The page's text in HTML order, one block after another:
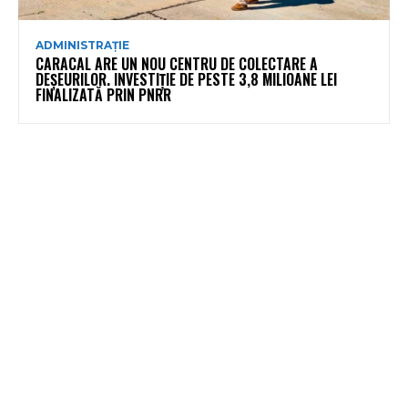
ADMINISTRAȚIE
CARACAL ARE UN NOU CENTRU DE COLECTARE A
DEȘEURILOR. INVESTIȚIE DE PESTE 3,8 MILIOANE LEI
FINALIZATĂ PRIN PNRR